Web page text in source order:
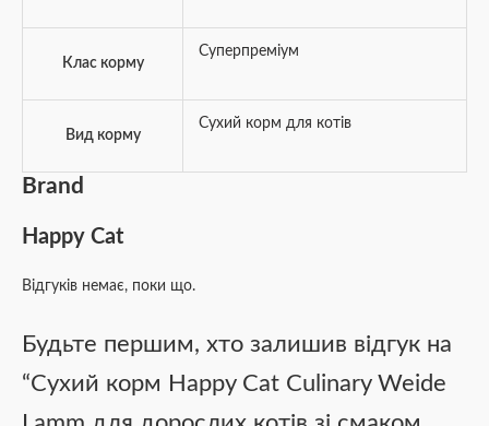
Клас корму
Суперпреміум
Вид корму
Сухий корм для котів
Brand
Happy Cat
Відгуків немає, поки що.
Будьте першим, хто залишив відгук на
“Сухий корм Happy Cat Culinary Weide